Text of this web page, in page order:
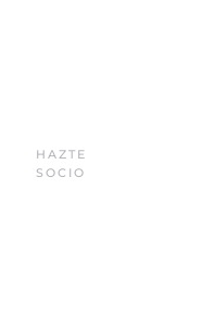
HAZTE
SOCIO